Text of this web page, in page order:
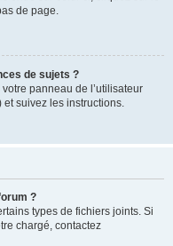
de page.
de sujets ?
panneau de l’utilisateur
et suivez les instructions.
?
types de fichiers joints. Si
chargé, contactez